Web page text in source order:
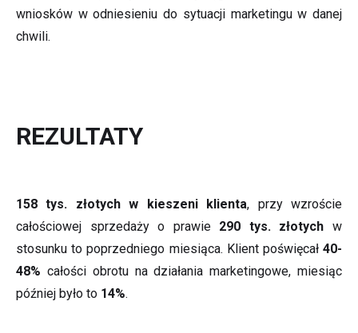
wniosków w odniesieniu do sytuacji marketingu w danej
chwili.
REZULTATY
158 tys. złotych w kieszeni klienta, przy wzroście
całościowej sprzedaży o prawie 290 tys. złotych w
stosunku to poprzedniego miesiąca. Klient poświęcał 40-
48% całości obrotu na działania marketingowe, miesiąc
później było to 14%.